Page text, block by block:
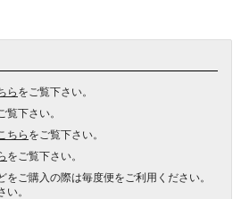
らをご覧下さい。
覧下さい。
こちらをご覧下さい。
をご覧下さい。
ご購入の際は毎度便をご利用ください。
。